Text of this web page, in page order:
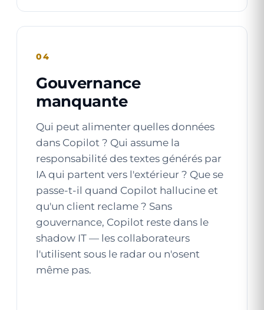
04
Gouvernance
manquante
Qui peut alimenter quelles données
dans Copilot ? Qui assume la
responsabilité des textes générés par
IA qui partent vers l'extérieur ? Que se
passe-t-il quand Copilot hallucine et
qu'un client reclame ? Sans
gouvernance, Copilot reste dans le
shadow IT — les collaborateurs
l'utilisent sous le radar ou n'osent
même pas.